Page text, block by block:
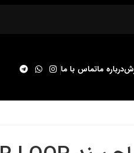
درباره ماتماس با ما